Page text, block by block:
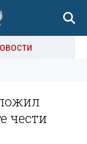
чести